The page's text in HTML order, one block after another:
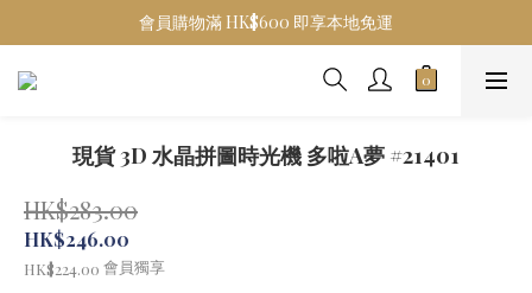
會員購物滿 HK$600 即享本地免運
現貨 3D 水晶拼圖時光機 多啦A夢 #21401
HK$283.00
HK$246.00
HK$224.00 會員獨享